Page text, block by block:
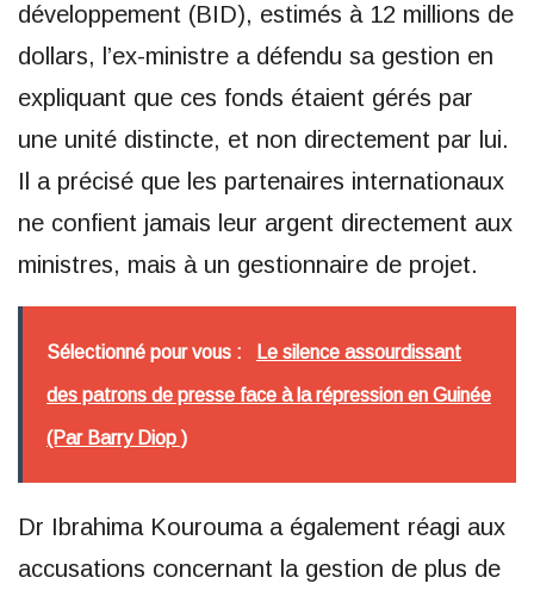
développement (BID), estimés à 12 millions de
dollars, l’ex-ministre a défendu sa gestion en
expliquant que ces fonds étaient gérés par
une unité distincte, et non directement par lui.
Il a précisé que les partenaires internationaux
ne confient jamais leur argent directement aux
ministres, mais à un gestionnaire de projet.
Sélectionné pour vous : Le silence assourdissant
des patrons de presse face à la répression en Guinée
(Par Barry Diop )
Dr Ibrahima Kourouma a également réagi aux
accusations concernant la gestion de plus de